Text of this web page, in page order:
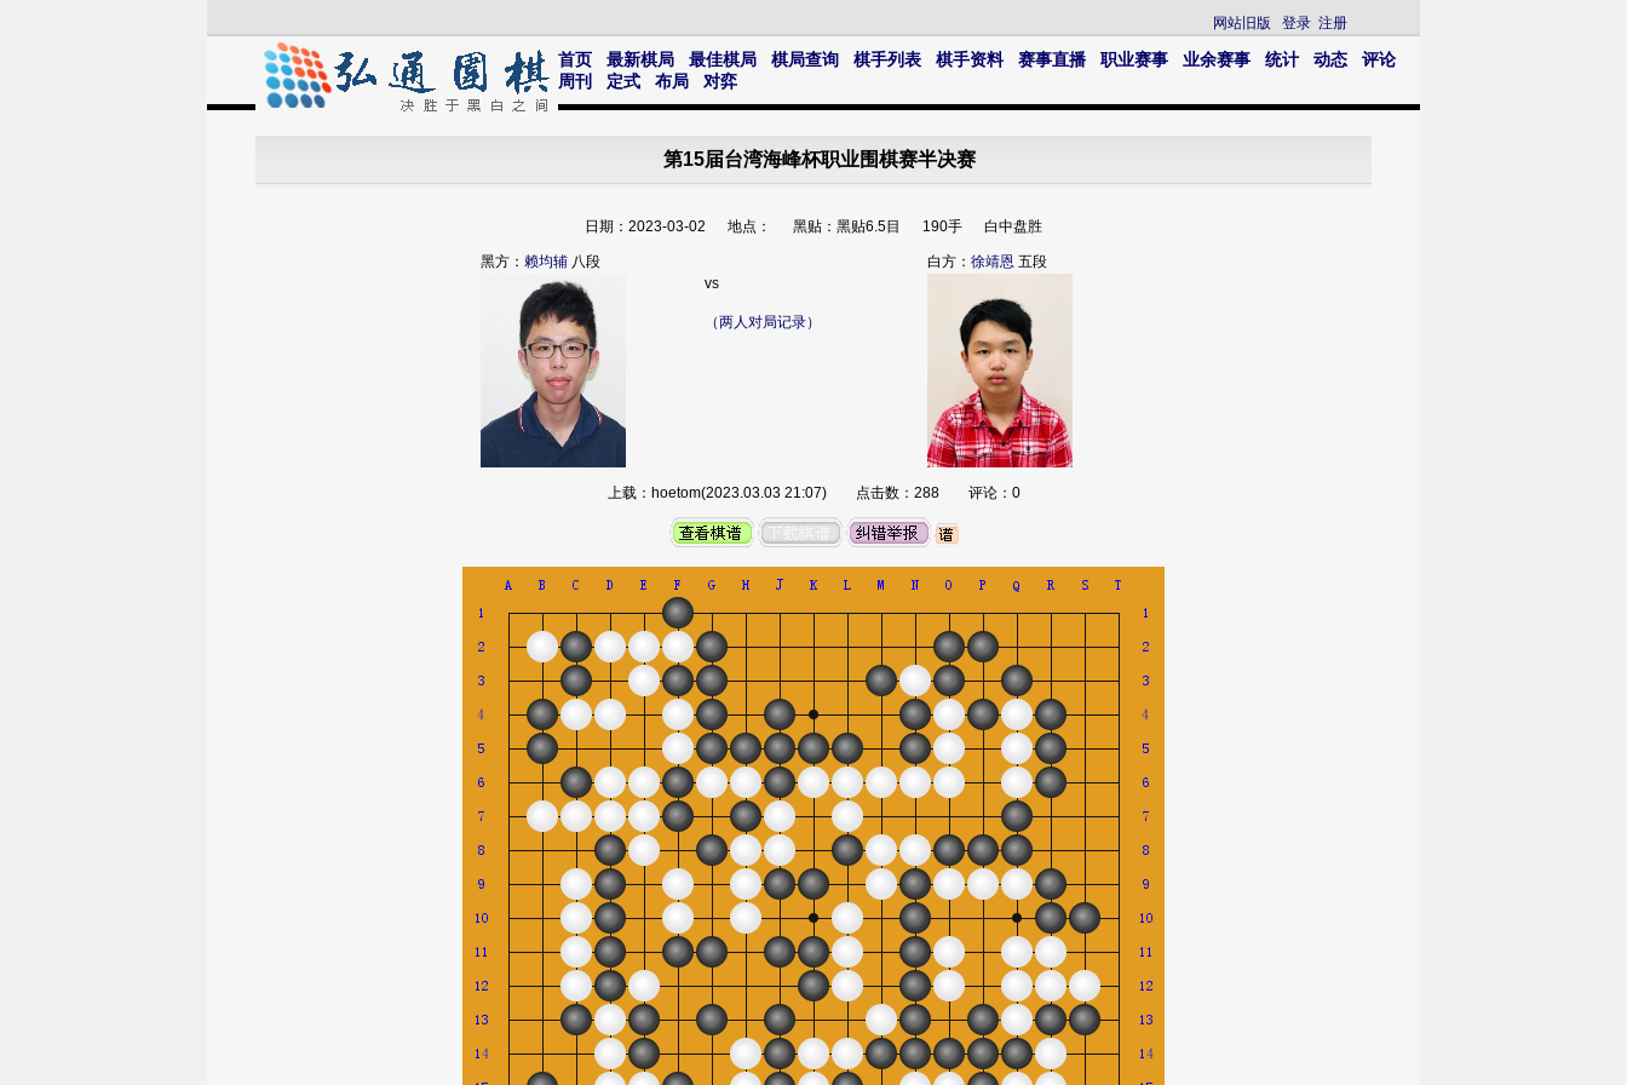
网站旧版 登录 注册
首页 最新棋局 最佳棋局 棋局查询 棋手列表 棋手资料 赛事直播 职业赛事 业余赛事 统计 动态
评论
周刊
定式 布局 对弈
第15届台湾海峰杯职业围棋赛半决赛
日期：2023-03-02 地点： 黑贴：黑贴6.5目 190手 白中盘胜
黑方： 赖均辅 八段 白方： 徐靖恩 五段
vs
（两人对局记录）
上载：hoetom(2023.03.03 21:07) 点击数：288 评论：0